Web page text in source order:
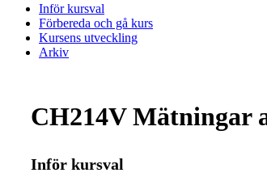
Inför kursval
Förbereda och gå kurs
Kursens utveckling
Arkiv
CH214V Mätningar
Inför kursval